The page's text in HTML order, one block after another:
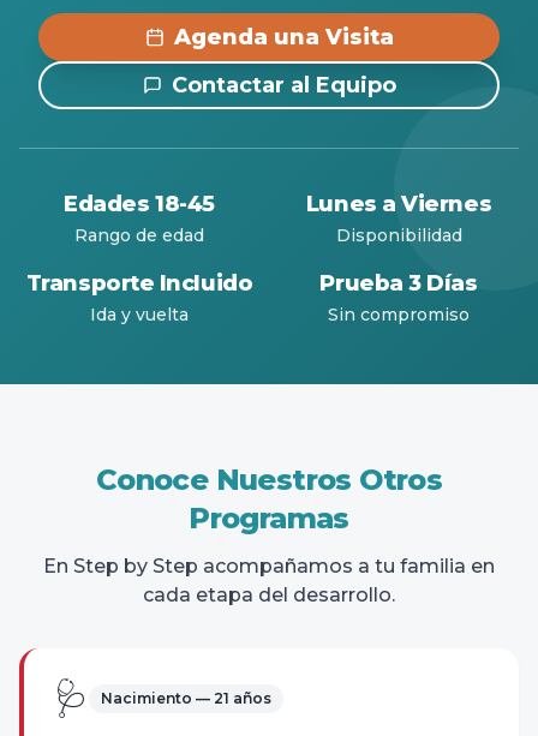
Agenda una Visita
Contactar al Equipo
Edades 18-45
Rango de edad
Lunes a Viernes
Disponibilidad
Transporte Incluido
Ida y vuelta
Prueba 3 Días
Sin compromiso
Conoce Nuestros Otros
Programas
En Step by Step acompañamos a tu familia en
cada etapa del desarrollo.
🩺 Nacimiento — 21 años